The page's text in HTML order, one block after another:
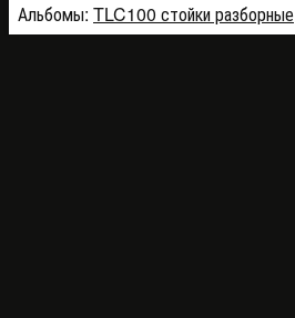
Альбомы: TLC100 стойки разборные